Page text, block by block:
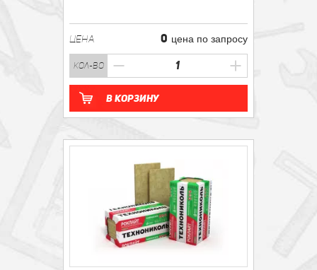
ЦЕНА 0 цена по запросу
кол-во
В корзину